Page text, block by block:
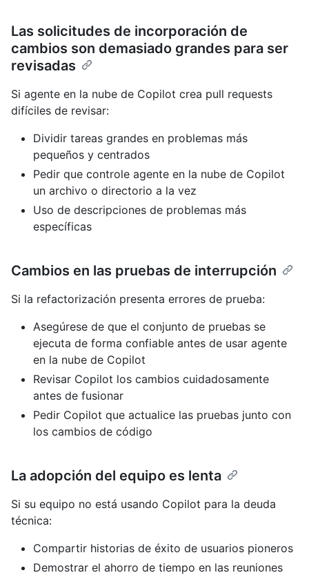
Las solicitudes de incorporación de
cambios son demasiado grandes para ser
revisadas
Si agente en la nube de Copilot crea pull requests
difíciles de revisar:
Dividir tareas grandes en problemas más
pequeños y centrados
Pedir que controle agente en la nube de Copilot
un archivo o directorio a la vez
Uso de descripciones de problemas más
específicas
Cambios en las pruebas de interrupción
Si la refactorización presenta errores de prueba:
Asegúrese de que el conjunto de pruebas se
ejecuta de forma confiable antes de usar agente
en la nube de Copilot
Revisar Copilot los cambios cuidadosamente
antes de fusionar
Pedir Copilot que actualice las pruebas junto con
los cambios de código
La adopción del equipo es lenta
Si su equipo no está usando Copilot para la deuda
técnica:
Compartir historias de éxito de usuarios pioneros
Demostrar el ahorro de tiempo en las reuniones